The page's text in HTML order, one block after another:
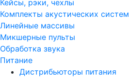
Кейсы, рэки, чехлы
Комплекты акустических систем
Линейные массивы
Микшерные пульты
Обработка звука
Питание
Дистрибьюторы питания